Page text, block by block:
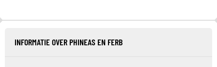
INFORMATIE OVER PHINEAS EN FERB